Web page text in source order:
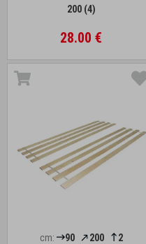
200 (4)
28.00 €
cm: 90 200
2